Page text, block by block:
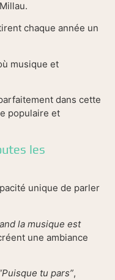
chaque année un
musique et
dans cette
populaire et
les
unique de parler
la musique est
une ambiance
tu pars”,